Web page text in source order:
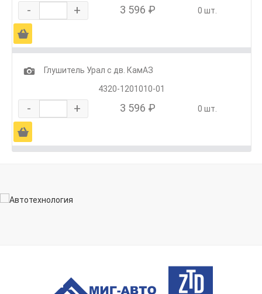
- + 3 596 ₽ 0 шт.
Ä
1
Глушитель Урал с дв. КамАЗ
4320-1201010-01
- + 3 596 ₽ 0 шт.
Ä